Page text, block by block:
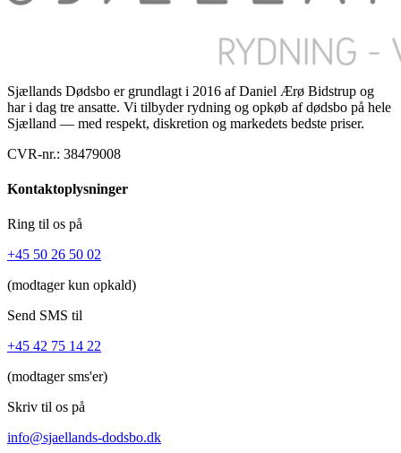
Sjællands Dødsbo er grundlagt i 2016 af Daniel Ærø Bidstrup og
har i dag tre ansatte. Vi tilbyder rydning og opkøb af dødsbo på hele
Sjælland — med respekt, diskretion og markedets bedste priser.
CVR-nr.: 38479008
Kontaktoplysninger
Ring til os på
+45 50 26 50 02
(modtager kun opkald)
Send SMS til
+45 42 75 14 22
(modtager sms'er)
Skriv til os på
info@sjaellands-dodsbo.dk